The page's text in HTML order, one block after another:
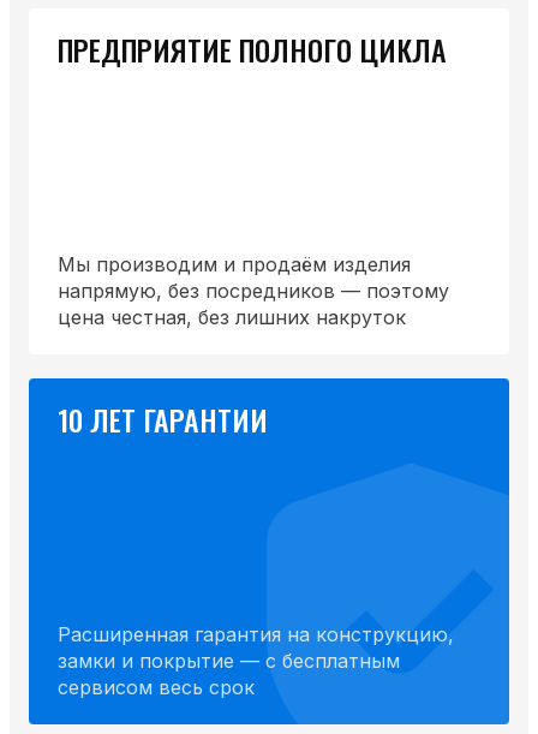
ПРЕДПРИЯТИЕ ПОЛНОГО ЦИКЛА
Мы производим и продаём изделия
напрямую, без посредников — поэтому
цена честная, без лишних накруток
10 ЛЕТ ГАРАНТИИ
Расширенная гарантия на конструкцию,
замки и покрытие — с бесплатным
сервисом весь срок